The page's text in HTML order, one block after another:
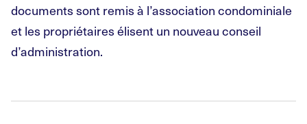
documents sont remis à l’association condominiale
et les propriétaires élisent un nouveau conseil
d’administration.